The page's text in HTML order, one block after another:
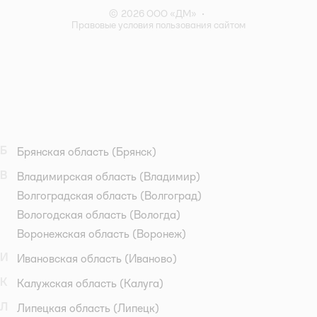
© 2026 ООО «ДМ» •
Правовые условия пользования сайтом
Брянская область (Брянск)
Владимирская область (Владимир)
Волгоградская область (Волгоград)
Вологодская область (Вологда)
Воронежская область (Воронеж)
Ивановская область (Иваново)
Калужская область (Калуга)
Липецкая область (Липецк)